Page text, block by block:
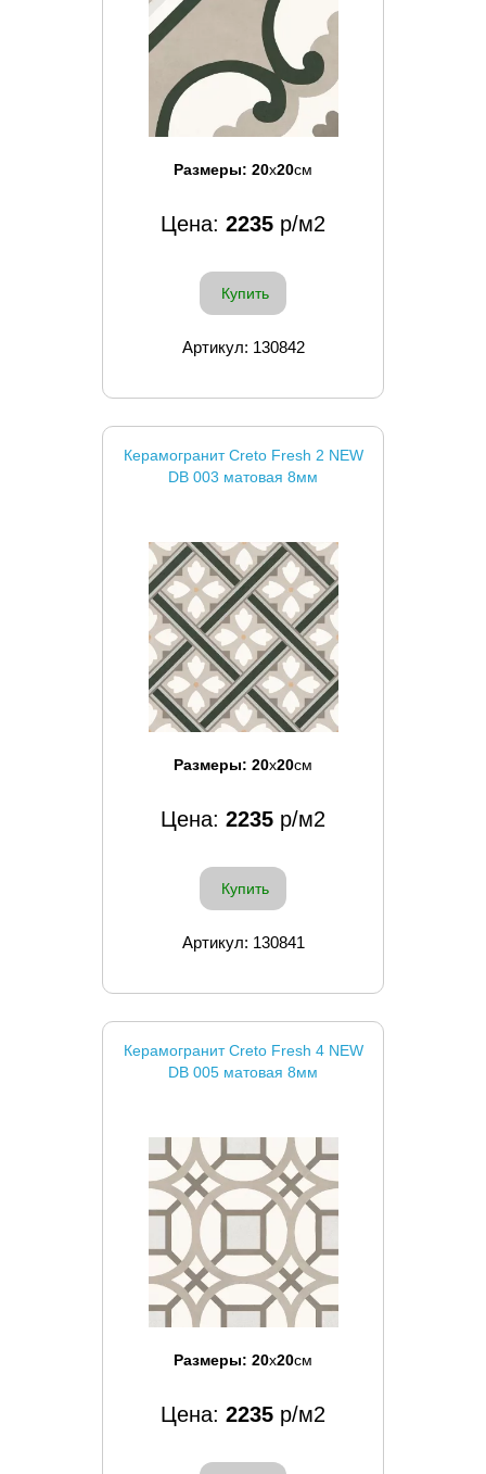
Размеры: 20x20см
Цена: 2235 р/м2
Купить
Артикул: 130842
Керамогранит Creto Fresh 2 NEW
DB 003 матовая 8мм
Размеры: 20x20см
Цена: 2235 р/м2
Купить
Артикул: 130841
Керамогранит Creto Fresh 4 NEW
DB 005 матовая 8мм
Размеры: 20x20см
Цена: 2235 р/м2